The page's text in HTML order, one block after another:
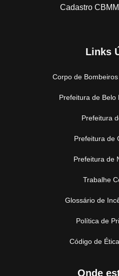
Cadastro
Links
Corpo de
Prefeitura de Belo
Prefeitura
Prefeitura de
Prefeitura de
Trabalhe
Glossário de
Política de
Código de
Onde